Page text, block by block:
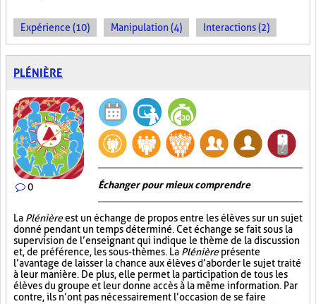
Expérience (10) Manipulation (4) Interactions (2)
PLÉNIÈRE
0 Échanger pour mieux comprendre
La Plénièreest un échange de propos entre les élèves sur un sujet
donné pendant un temps déterminé. Cet échange se fait sous la
supervision de l’enseignant qui indique le thème de la discussion
et, de préférence, les sous-thèmes. La Plénièreprésente
l’avantage de laisser la chance aux élèves d’aborder le sujet traité
à leur manière. De plus, elle permet la participation de tous les
élèves du groupe et leur donne accès à la même information. Par
contre, ils n’ont pas nécessairement l’occasion de se faire